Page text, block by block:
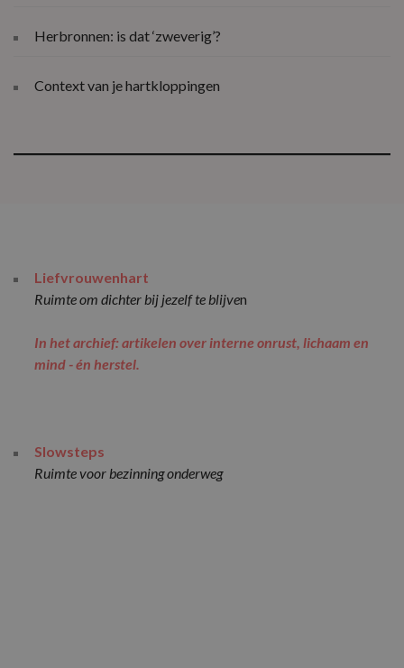
Herbronnen: is dat ‘zweverig’?
Context van je hartkloppingen
Liefvrouwenhart
Ruimte om dichter bij jezelf te blijven
In het archief: artikelen over interne onrust, lichaam en
mind - én herstel.
Slowsteps
Ruimte voor bezinning onderweg